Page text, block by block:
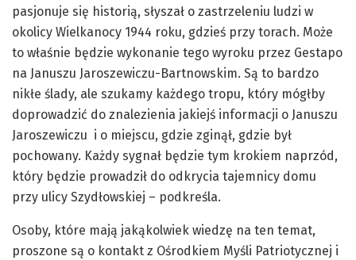
pasjonuje się historią, słyszał o zastrzeleniu ludzi w
okolicy Wielkanocy 1944 roku, gdzieś przy torach. Może
to właśnie będzie wykonanie tego wyroku przez Gestapo
na Januszu Jaroszewiczu-Bartnowskim. Są to bardzo
nikłe ślady, ale szukamy każdego tropu, który mógłby
doprowadzić do znalezienia jakiejś informacji o Januszu
Jaroszewiczu i o miejscu, gdzie zginął, gdzie był
pochowany. Każdy sygnał będzie tym krokiem naprzód,
który będzie prowadził do odkrycia tajemnicy domu
przy ulicy Szydłowskiej – podkreśla.
Osoby, które mają jakąkolwiek wiedzę na ten temat,
proszone są o kontakt z Ośrodkiem Myśli Patriotycznej i